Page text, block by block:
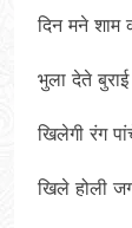
दिन मने
भुला देते
खिलेगी रंग
खिले होली